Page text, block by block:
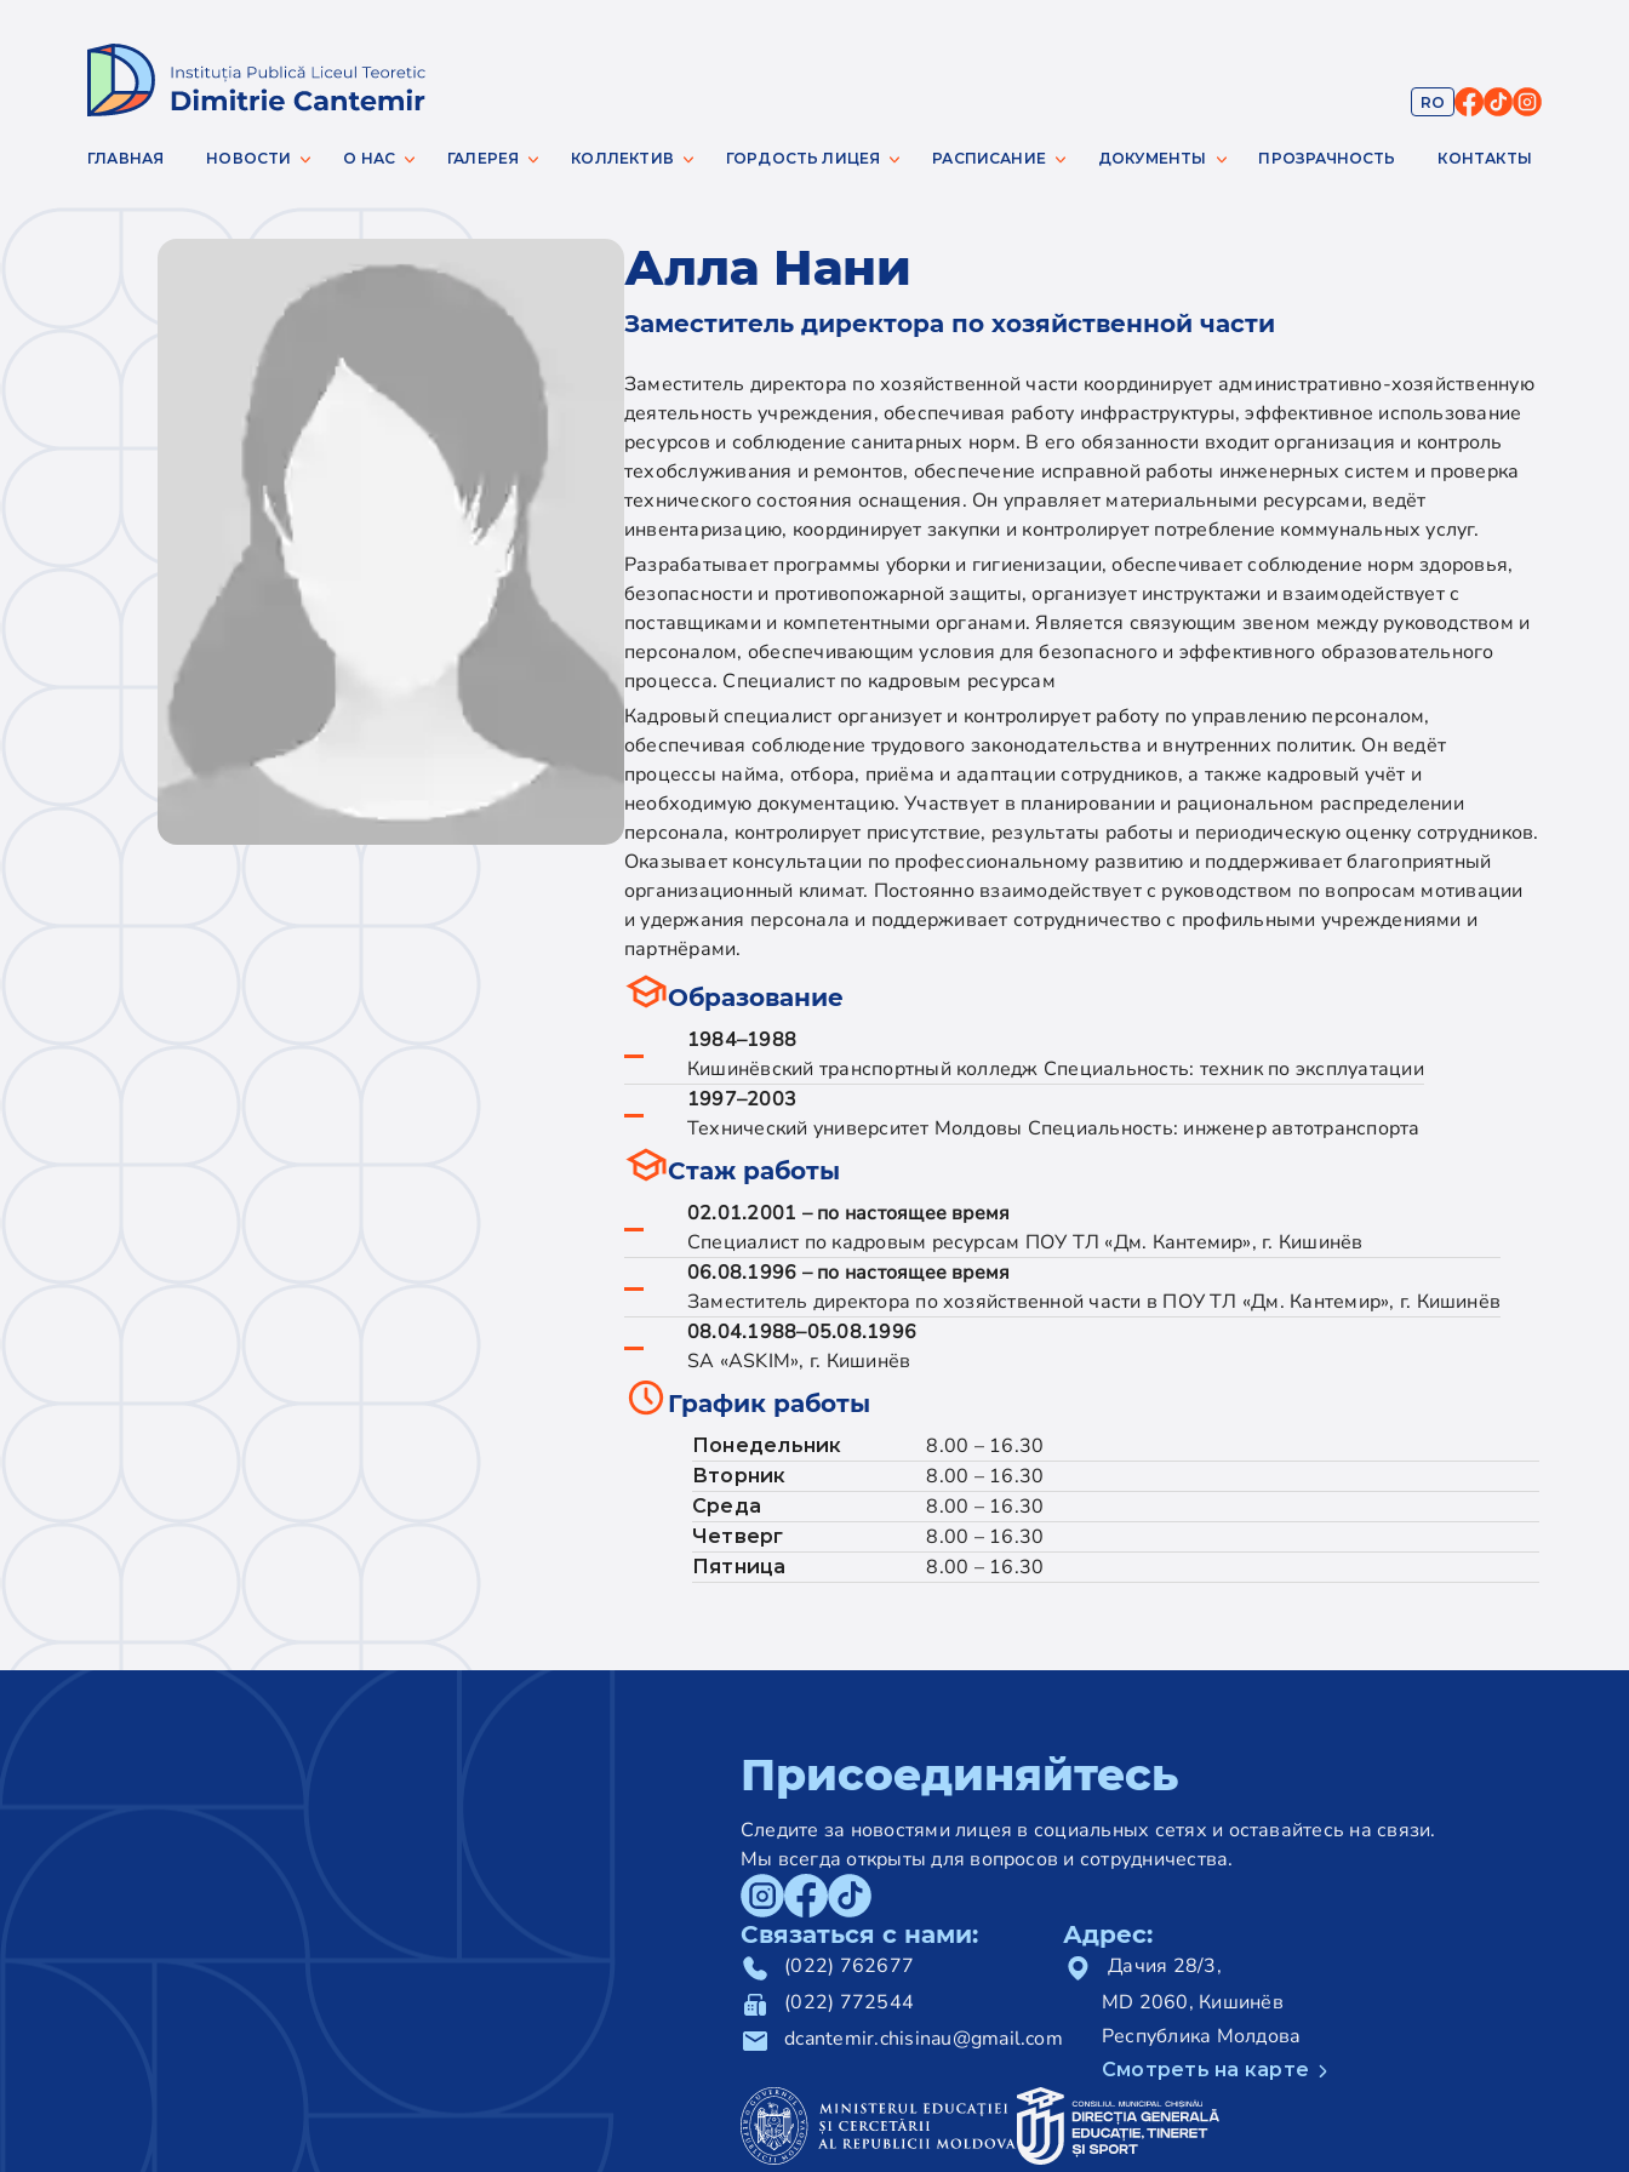
RO
ГЛАВНАЯ НОВОСТИ О НАС ГАЛЕРЕЯ КОЛЛЕКТИВ ГОРДОСТЬ ЛИЦЕЯ РАСПИСАНИЕ ДОКУМЕНТЫ ПРОЗРАЧНОСТЬ КОНТАКТЫ
Алла Нани
Заместитель директора по хозяйственной части
Заместитель директора по хозяйственной части координирует административно-хозяйственную
деятельность учреждения, обеспечивая работу инфраструктуры, эффективное использование
ресурсов и соблюдение санитарных норм. В его обязанности входит организация и контроль
техобслуживания и ремонтов, обеспечение исправной работы инженерных систем и проверка
технического состояния оснащения. Он управляет материальными ресурсами, ведёт
инвентаризацию, координирует закупки и контролирует потребление коммунальных услуг.
Разрабатывает программы уборки и гигиенизации, обеспечивает соблюдение норм здоровья,
безопасности и противопожарной защиты, организует инструктажи и взаимодействует с
поставщиками и компетентными органами. Является связующим звеном между руководством и
персоналом, обеспечивающим условия для безопасного и эффективного образовательного
процесса. Специалист по кадровым ресурсам
Кадровый специалист организует и контролирует работу по управлению персоналом,
обеспечивая соблюдение трудового законодательства и внутренних политик. Он ведёт
процессы найма, отбора, приёма и адаптации сотрудников, а также кадровый учёт и
необходимую документацию. Участвует в планировании и рациональном распределении
персонала, контролирует присутствие, результаты работы и периодическую оценку сотрудников.
Оказывает консультации по профессиональному развитию и поддерживает благоприятный
организационный климат. Постоянно взаимодействует с руководством по вопросам мотивации
и удержания персонала и поддерживает сотрудничество с профильными учреждениями и
партнёрами.
Образование
1984–1988
Кишинёвский транспортный колледж Специальность: техник по эксплуатации
1997–2003
Технический университет Молдовы Специальность: инженер автотранспорта
Стаж работы
02.01.2001 – по настоящее время
Специалист по кадровым ресурсам ПОУ ТЛ «Дм. Кантемир», г. Кишинёв
06.08.1996 – по настоящее время
Заместитель директора по хозяйственной части в ПОУ ТЛ «Дм. Кантемир», г. Кишинёв
08.04.1988–05.08.1996
SA «ASKIM», г. Кишинёв
График работы
Понедельник 8.00 – 16.30
Вторник 8.00 – 16.30
Среда 8.00 – 16.30
Четверг 8.00 – 16.30
Пятница 8.00 – 16.30
Присоединяйтесь
Следите за новостями лицея в социальных сетях и оставайтесь на связи.
Мы всегда открыты для вопросов и сотрудничества.
Связаться с нами:
(022) 762677
(022) 772544
dcantemir.chisinau@gmail.com
Адрес:
Дачия 28/3,
MD 2060, Кишинёв
Республика Молдова
Смотреть на карте